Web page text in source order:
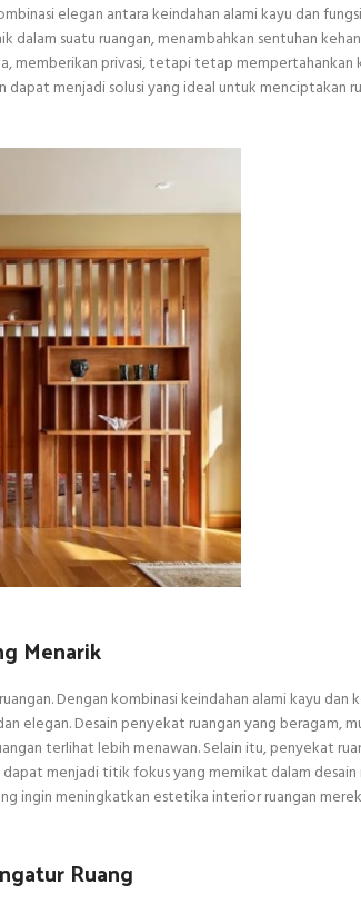
elegan antara keindahan alami kayu dan
suatu ruangan, menambahkan sentuhan
memberikan privasi, tetapi tetap mempertahankan
dapat menjadi solusi yang ideal untuk menciptakan
Menarik
Dengan kombinasi keindahan alami kayu dan
elegan. Desain penyekat ruangan yang beragam,
terlihat lebih menawan. Selain itu, penyekat
menjadi titik fokus yang memikat dalam
ingin meningkatkan estetika interior ruangan
Ruang